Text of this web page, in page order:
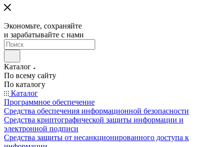
Экономьте, сохраняйте
и зарабатывайте с нами
Каталог
По всему сайту
По каталогу
Каталог
Программное обеспечение
Средства обеспечения информационной безопасности
Средства криптографической защиты информации и
электронной подписи
Средства защиты от несанкционированного доступа к